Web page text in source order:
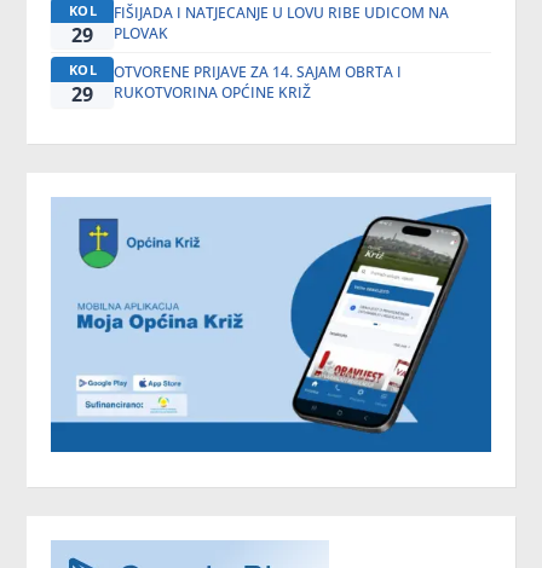
KOL
29
FIŠIJADA I NATJECANJE U LOVU RIBE UDICOM NA
PLOVAK
KOL
29
OTVORENE PRIJAVE ZA 14. SAJAM OBRTA I
RUKOTVORINA OPĆINE KRIŽ